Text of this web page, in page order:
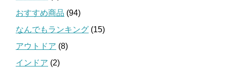
おすすめ商品 (94)
なんでもランキング (15)
アウトドア (8)
インドア (2)